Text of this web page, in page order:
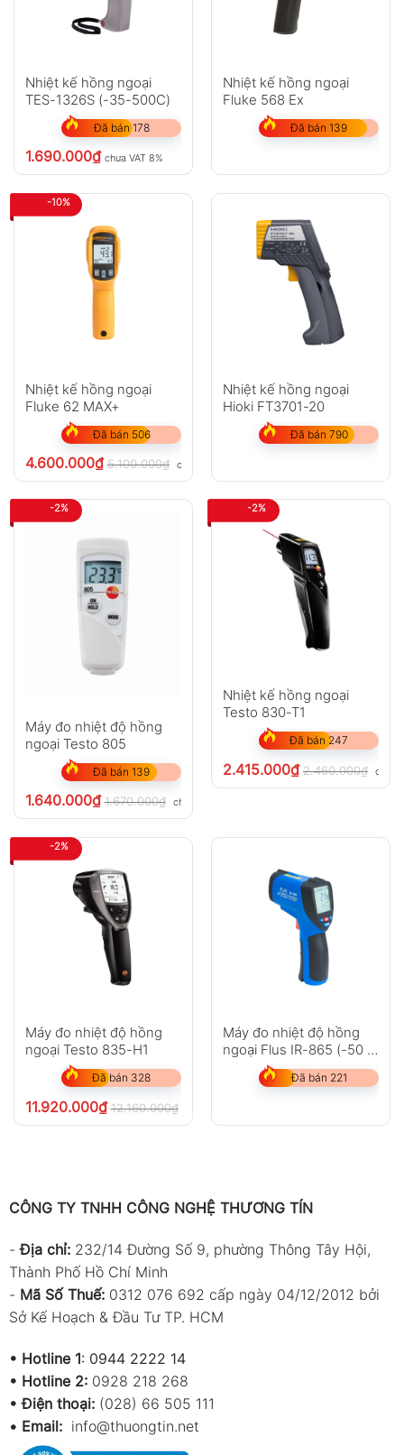
Nhiệt kế hồng ngoại
TES-1326S (-35-500C)
Đã bán 178
1.690.000₫ chưa VAT 8%
Nhiệt kế hồng ngoại
Fluke 568 Ex
Đã bán 139
-10%
Nhiệt kế hồng ngoại
Fluke 62 MAX+
Đã bán 506
4.600.000₫ 5.100.000₫ chưa VAT 8%
Nhiệt kế hồng ngoại
Hioki FT3701-20
Đã bán 790
-2%
Máy đo nhiệt độ hồng
ngoại Testo 805
Đã bán 139
1.640.000₫ 1.670.000₫ chưa VAT 8%
-2%
Nhiệt kế hồng ngoại
Testo 830-T1
Đã bán 247
2.415.000₫ 2.460.000₫ chưa
-2%
Máy đo nhiệt độ hồng
ngoại Testo 835-H1
Đã bán 328
11.920.000₫ 12.160.000₫
Máy đo nhiệt độ hồng
ngoại Flus IR-865 (-50 ~
1850?C)
Đã bán 221
CÔNG TY TNHH CÔNG NGHỆ THƯƠNG TÍN
-Địa chỉ: 232/14 Đường Số 9, phường Thông Tây Hội,
Thành Phố Hồ Chí Minh
- Mã Số Thuế: 0312 076 692 cấp ngày 04/12/2012 bởi
Sở Kế Hoạch & Đầu Tư TP. HCM
• Hotline 1: 0944 2222 14
• Hotline 2: 0928 218 268
• Điện thoại: (028) 66 505 111
• Email: info@thuongtin.net